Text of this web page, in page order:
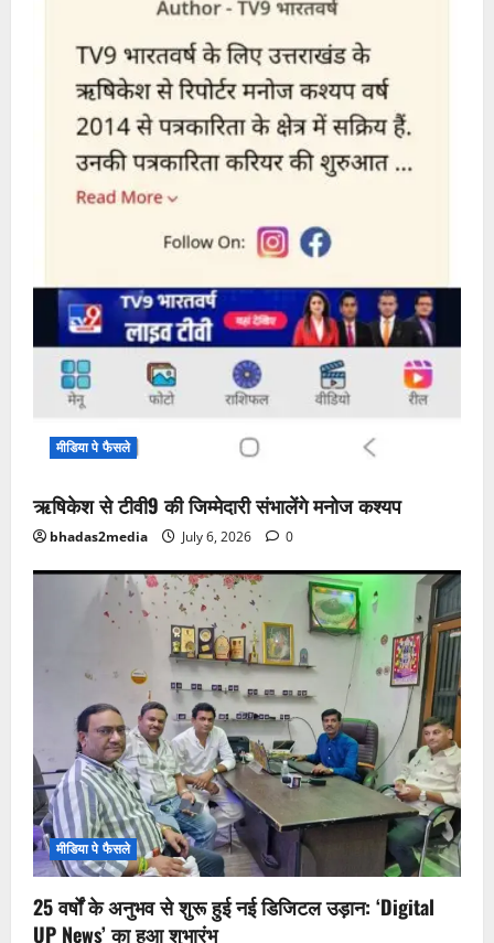
मीडिया पे फैसले
ऋषिकेश से टीवी9 की जिम्मेदारी संभालेंगे मनोज कश्यप
bhadas2media July 6, 2026 0
मीडिया पे फैसले
25 वर्षों के अनुभव से शुरू हुई नई डिजिटल उड़ान: ‘Digital
UP News’ का हुआ शुभारंभ